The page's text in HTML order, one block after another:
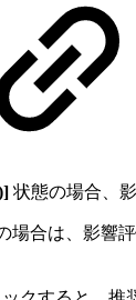
状態の場合、
場合は、影響